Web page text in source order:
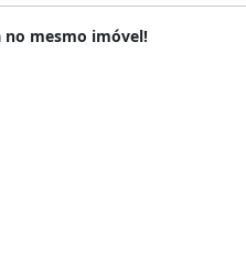
no mesmo imóvel!